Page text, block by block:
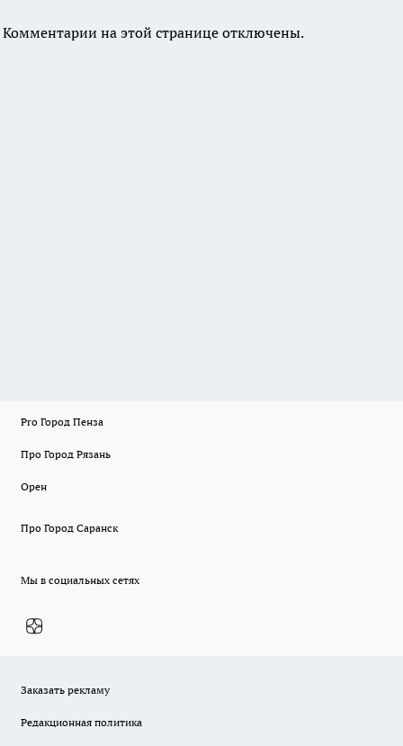
Комментарии на этой странице отключены.
Pro Город Пенза
Про Город Рязань
Орен
Про Город Саранск
Мы в социальных сетях
Заказать рекламу
Редакционная политика